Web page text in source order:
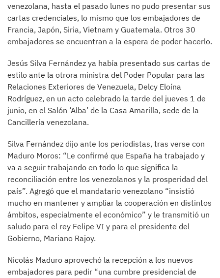
venezolana, hasta el pasado lunes no pudo presentar sus
cartas credenciales, lo mismo que los embajadores de
Francia, Japón, Siria, Vietnam y Guatemala. Otros 30
embajadores se encuentran a la espera de poder hacerlo.
Jesús Silva Fernández ya había presentado sus cartas de
estilo ante la otrora ministra del Poder Popular para las
Relaciones Exteriores de Venezuela, Delcy Eloína
Rodríguez, en un acto celebrado la tarde del jueves 1 de
junio, en el Salón ‘Alba’ de la Casa Amarilla, sede de la
Cancillería venezolana.
Silva Fernández dijo ante los periodistas, tras verse con
Maduro Moros: “Le confirmé que España ha trabajado y
va a seguir trabajando en todo lo que significa la
reconciliación entre los venezolanos y la prosperidad del
país”. Agregó que el mandatario venezolano “insistió
mucho en mantener y ampliar la cooperación en distintos
ámbitos, especialmente el económico” y le transmitió un
saludo para el rey Felipe VI y para el presidente del
Gobierno, Mariano Rajoy.
Nicolás Maduro aprovechó la recepción a los nuevos
embajadores para pedir “una cumbre presidencial de